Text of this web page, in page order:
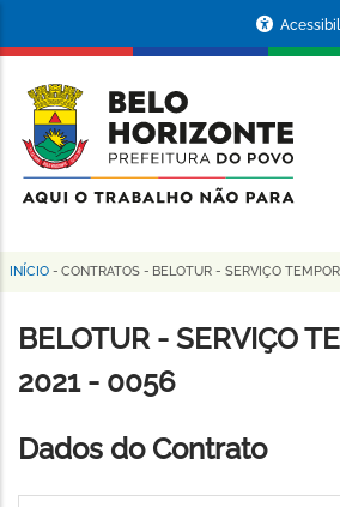
conteúdo
principal
da
Prefeitura
de
Horizonte
Trilha
de
navegação
INÍCIO - CONTRATOS - BELOTUR - SERVIÇO
BELOTUR - SERVIÇO
2021 - 0056
Dados do Contrato